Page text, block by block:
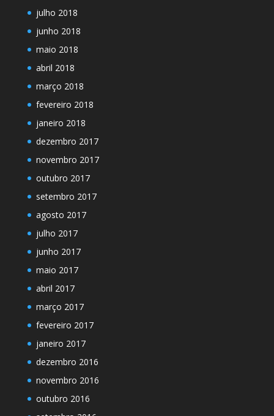
julho 2018
junho 2018
maio 2018
abril 2018
março 2018
fevereiro 2018
janeiro 2018
dezembro 2017
novembro 2017
outubro 2017
setembro 2017
agosto 2017
julho 2017
junho 2017
maio 2017
abril 2017
março 2017
fevereiro 2017
janeiro 2017
dezembro 2016
novembro 2016
outubro 2016